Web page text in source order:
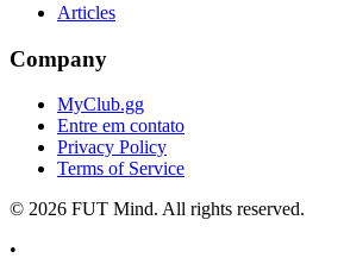
Articles
Company
MyClub.gg
Entre em contato
Privacy Policy
Terms of Service
© 2026 FUT Mind. All rights reserved.
•